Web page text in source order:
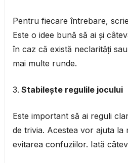
Pentru fiecare întrebare,
Este o idee bună să ai și
în caz că există neclarități
mai multe runde.
Stabilește regulile jocului
Este important să ai reguli
de trivia. Acestea vor ajuta la
evitarea confuziilor. Iată